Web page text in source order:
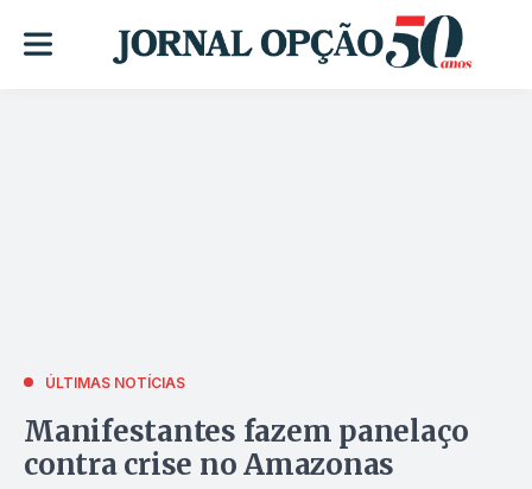
ÚLTIMAS NOTÍCIAS
Manifestantes fazem panelaço
contra crise no Amazonas